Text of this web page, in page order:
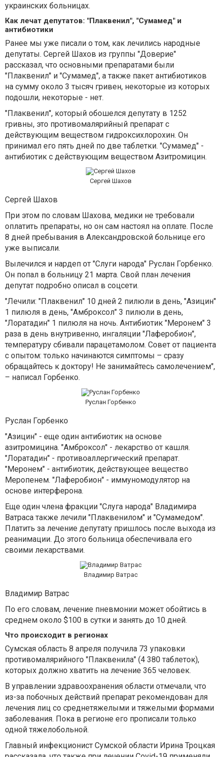
украинских больницах.
Как лечат депутатов: "Плаквенил", "Сумамед" и
антибиотики
Ранее мы уже писали о том, как лечились народные
депутаты. Сергей Шахов из группы "Доверие"
рассказал, что основными препаратами были
"Плаквенил" и "Сумамед", а также пакет антибиотиков
на сумму около 3 тысяч гривен, некоторые из которых
подошли, некоторые - нет.
"Плаквенил", который обошелся депутату в 1252
гривны, это противомалярийный препарат с
действующим веществом гидроксихлорохин. Он
принимал его пять дней по две таблетки. "Сумамед" -
антибиотик с действующим веществом Азитромицин.
Сергей Шахов
Сергей Шахов
При этом по словам Шахова, медики не требовали
оплатить препараты, но он сам настоял на оплате. После
8 дней пребывания в Александровской больнице его
уже выписали.
Вылечился и нардеп от "Слуги народа" Руслан Горбенко.
Он попал в больницу 21 марта. Свой план лечения
депутат подробно описал в соцсети.
"Лечили: "Плаквенил" 10 дней 2 пилюли в день, "Азицин"
1 пилюля в день, "Амброксол" 3 пилюли в день,
"Лоратадин" 1 пилюля на ночь. Антибиотик "Меронем" 3
раза в день внутривенно, ингаляции "Лаферобион",
температуру сбивали парацетамолом. Совет от пациента
с опытом: только начинаются симптомы – сразу
обращайтесь к доктору! Не занимайтесь самолечением",
– написал Горбенко.
Руслан Горбенко
Руслан Горбенко
"Азицин" - еще один антибиотик на основе
азитромицина. "Амброксол" - лекарство от кашля.
"Лоратадин" - противоаллергический препарат.
"Меронем" - антибиотик, действующее вещество
Меропенем. "Лаферобион" - иммуномодулятор на
основе интерферона.
Еще один члена фракции "Слуга народа" Владимира
Ватраса также лечили "Плаквенилом" и "Сумамедом".
Платить за лечение депутату пришлось после выхода из
реанимации. До этого больница обеспечивала его
своими лекарствами.
Владимир Ватрас
Владимир Ватрас
По его словам, лечение пневмонии может обойтись в
среднем около $100 в сутки и занять до 10 дней.
Что происходит в регионах
Сумская область 8 апреля получила 73 упаковки
противомалярийного "Плаквенила" (4 380 таблеток),
которых должно хватить на лечение 365 человек.
В управлении здравоохранения области отмечали, что
из-за побочных действий препарат рекомендован для
лечения лиц со среднетяжелыми и тяжелыми формами
заболевания. Пока в регионе его прописали только
одной тяжелобольной.
Главный инфекционист Сумской области Ирина Троцкая